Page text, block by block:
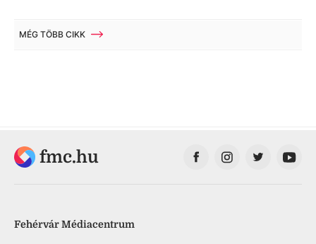
MÉG TÖBB CIKK
fmc.hu
Fehérvár Médiacentrum